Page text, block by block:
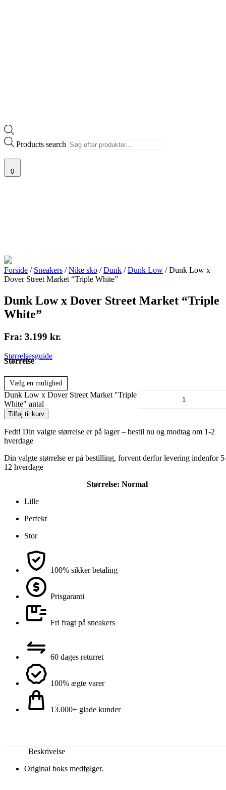
Products search
0
Forside / Sneakers /Nike sko /Dunk /Dunk Low / Dunk Low x
Dover Street Market “Triple White”
Dunk Low x Dover Street Market “Triple
White”
Fra: 3.199 kr.
Størrelsesguide
Størrelse
Vælg en mulighed
Dunk Low x Dover Street Market "Triple
White" antal
Tilføj til kurv
Fedt! Din valgte størrelse er på lager – bestil nu og modtag om 1-2
hverdage
Din valgte størrelse er på bestilling, forvent derfor levering indenfor
12 hverdage
Størrelse: Normal
Lille
Perfekt
Stor
100% sikker betaling
Prisgaranti
Fri fragt på sneakers
60 dages returret
100% ægte varer
13.000+ glade kunder
Beskrivelse
Original boks medfølger.